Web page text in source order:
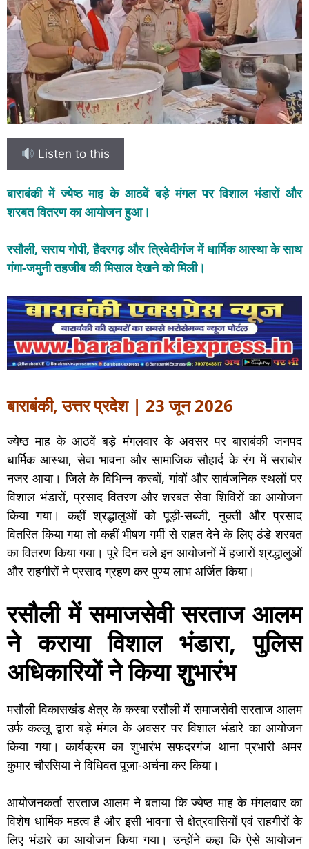
Listen to this
बाराबंकी में ज्येष्ठ माह के आठवें बड़े मंगल पर विशाल भंडारों और
शरबत वितरण का आयोजन हुआ।
रसौली, सराय गोपी, हैदरगढ़ और त्रिवेदीगंज में धार्मिक आस्था के साथ
गंगा-जमुनी तहजीब की मिसाल देखने को मिली।
बाराबंकी, उत्तर प्रदेश | 23 जून 2026
ज्येष्ठ माह के आठवें बड़े मंगलवार के अवसर पर बाराबंकी जनपद
धार्मिक आस्था, सेवा भावना और सामाजिक सौहार्द के रंग में सराबोर
नजर आया। जिले के विभिन्न कस्बों, गांवों और सार्वजनिक स्थलों पर
विशाल भंडारों, प्रसाद वितरण और शरबत सेवा शिविरों का आयोजन
किया गया। कहीं श्रद्धालुओं को पूड़ी-सब्जी, नुक्ती और प्रसाद
वितरित किया गया तो कहीं भीषण गर्मी से राहत देने के लिए ठंडे शरबत
का वितरण किया गया। पूरे दिन चले इन आयोजनों में हजारों श्रद्धालुओं
और राहगीरों ने प्रसाद ग्रहण कर पुण्य लाभ अर्जित किया।
रसौली में समाजसेवी सरताज आलम
ने कराया विशाल भंडारा, पुलिस
अधिकारियों ने किया शुभारंभ
मसौली विकासखंड क्षेत्र के कस्बा रसौली में समाजसेवी सरताज आलम
उर्फ कल्लू द्वारा बड़े मंगल के अवसर पर विशाल भंडारे का आयोजन
किया गया। कार्यक्रम का शुभारंभ सफदरगंज थाना प्रभारी अमर
कुमार चौरसिया ने विधिवत पूजा-अर्चना कर किया।
आयोजनकर्ता सरताज आलम ने बताया कि ज्येष्ठ माह के मंगलवार का
विशेष धार्मिक महत्व है और इसी भावना से क्षेत्रवासियों एवं राहगीरों के
लिए भंडारे का आयोजन किया गया। उन्होंने कहा कि ऐसे आयोजन